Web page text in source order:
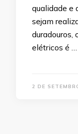
qualidade e
sejam
duradouros,
elétricos é …
2 DE